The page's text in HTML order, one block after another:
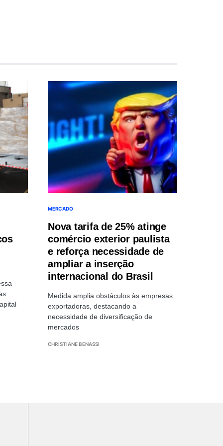
MERCADO
Nova tarifa de 25% atinge
comércio exterior paulista
e reforça necessidade de
ampliar a inserção
internacional do Brasil
Medida amplia obstáculos às empresas
exportadoras, destacando a
necessidade de diversificação de
mercados
CHRISTIANE BENASSI